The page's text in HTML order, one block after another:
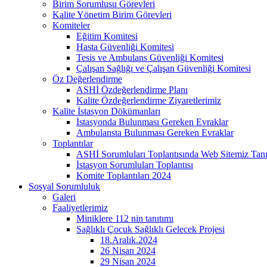
Birim Sorumlusu Görevleri
Kalite Yönetim Birim Görevleri
Komiteler
Eğitim Komitesi
Hasta Güvenliği Komitesi
Tesis ve Ambulans Güvenliği Komitesi
Çalışan Sağlığı ve Çalışan Güvenliği Komitesi
Öz Değerlendirme
ASHİ Özdeğerlendirme Planı
Kalite Özdeğerlendirme Ziyaretlerimiz
Kalite İstasyon Dökümanları
İstasyonda Bulunması Gereken Evraklar
Ambulansta Bulunması Gereken Evraklar
Toplantılar
ASHİ Sorumluları Toplantısında Web Sitemiz
İstasyon Sorumluları Toplantısı
Komite Toplantıları 2024
Sosyal Sorumluluk
Galeri
Faaliyetlerimiz
Miniklere 112 nin tanıtımı
Sağlıklı Çocuk Sağlıklı Gelecek Projesi
18.Aralık.2024
26 Nisan 2024
29 Nisan 2024